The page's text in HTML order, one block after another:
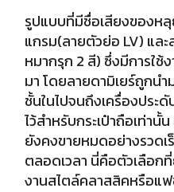
รูปแบบที่มีชื่อเสียงของห
แกรม(ลายตัวย่อ LV) และ
หมากรุก 2 สี) ซึ่งมีการใ
มา โดยลายดามิเยร์ถูกน
ชั้นในไปจนถึงเครื่องปร
ไว้สำหรับกระเป๋าถือเท่านั้น
ยังคงขายหมดอย่างรวดเ
ตลอดเวลา นี่คือตัวเลือก
งานสไตล์คลาสสิคหรือแ